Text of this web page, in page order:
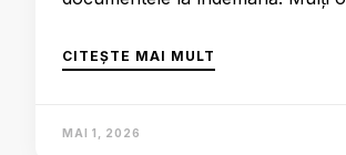
CITEȘTE MAI MULT
MAI 1, 2026